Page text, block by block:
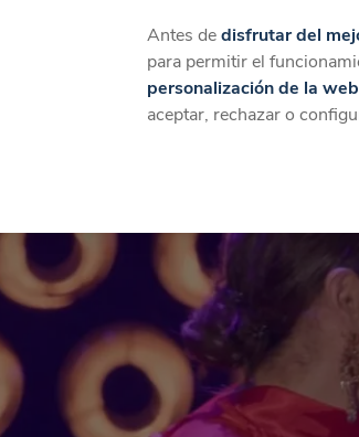
Catálogo
Antes dedisfrutar del
para permitir el
personalización de la web
aceptar, rechazar o